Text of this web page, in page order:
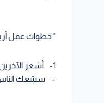
" خطوات عمل
1- أشعر الآخرين بأهميتهم :
– سيتبعك